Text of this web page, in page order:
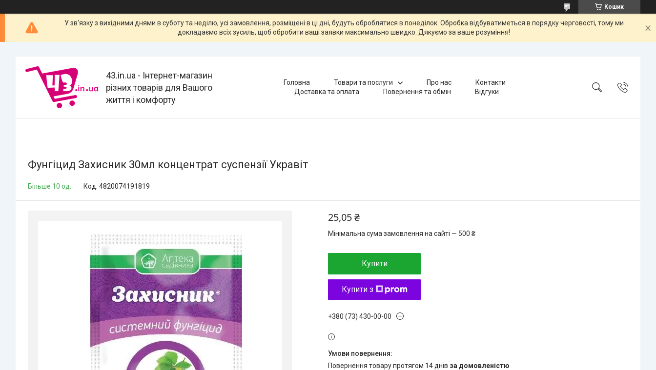
Кошик
У зв'язку з вихідними днями в суботу та неділю, усі замовлення, розміщені в ці дні, будуть оброблятися в понеділок. Обробка відбуватиметься в порядку черговості, тому ми
докладаємо всіх зусиль, щоб обробити ваші заявки максимально швидко. Дякуємо за ваше розуміння!
43.in.ua - Інтернет-магазин
різних товарів для Вашого
життя і комфорту
Головна Товари та послуги Про нас
Контакти
Доставка та оплата
Повернення та обмін Відгуки
Фунгіцид Захисник 30мл концентрат суспензії Укравіт
Більше 10 од. Код: 4820074191819
25,05 ₴
Мінімальна сума замовлення на сайті — 500 ₴
Купити
Купити з
+380 (73) 430-00-00
повернення товару протягом 14 днів за домовленістю